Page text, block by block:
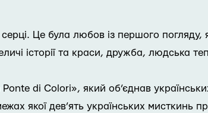
серці. Це була любов із першого
історії та краси, дружба, людська
di Colori», який об’єднав
якої дев’ять українських мисткинь